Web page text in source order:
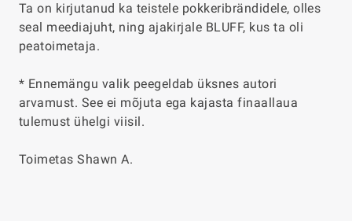
Ta on kirjutanud ka teistele pokkeribrändidele, olles
seal meediajuht, ning ajakirjale BLUFF, kus ta oli
peatoimetaja.
* Ennemängu valik peegeldab üksnes autori
arvamust. See ei mõjuta ega kajasta finaallaua
tulemust ühelgi viisil.
Toimetas Shawn A.